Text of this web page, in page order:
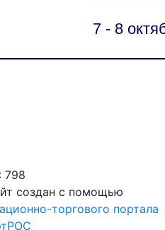
7 - 8
798
создан с помощью
торгового портала